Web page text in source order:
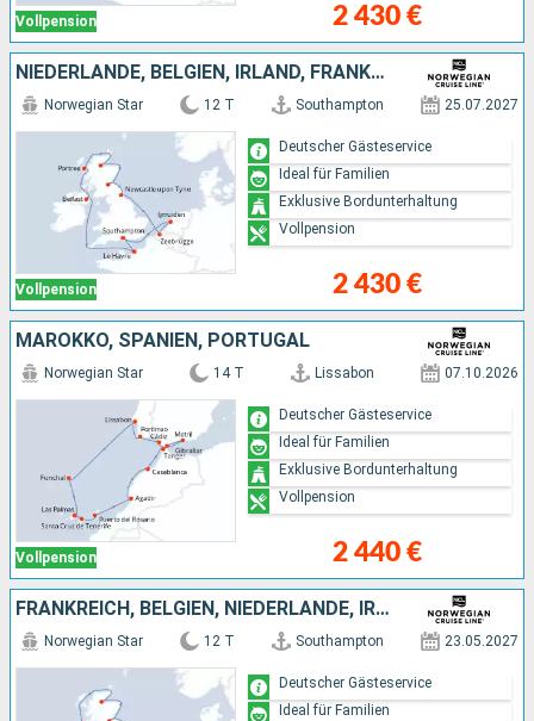
Vollpension 2 430 €
NIEDERLANDE, BELGIEN, IRLAND, FRANKREICH
Vollpension
Norwegian Star 12 T Southampton 25.07.2027
2 430 €
Deutscher Gästeservice
Ideal für Familien
Exklusive Bordunterhaltung
Vollpension
MAROKKO, SPANIEN, PORTUGAL
Vollpension
Norwegian Star 14 T Lissabon 07.10.2026
2 440 €
Deutscher Gästeservice
Ideal für Familien
Exklusive Bordunterhaltung
Vollpension
FRANKREICH, BELGIEN, NIEDERLANDE, IRLAND
Norwegian Star 12 T Southampton 23.05.2027
Deutscher Gästeservice
Ideal für Familien